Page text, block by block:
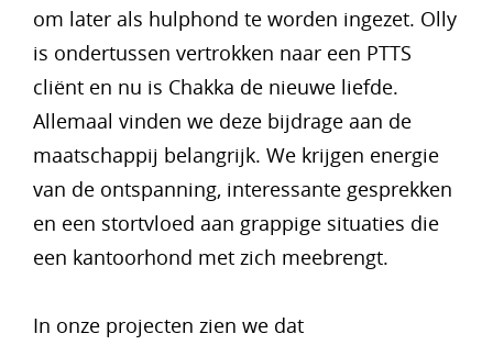
om later als hulphond te worden ingezet. Olly
is ondertussen vertrokken naar een PTTS
cliënt en nu is Chakka de nieuwe liefde.
Allemaal vinden we deze bijdrage aan de
maatschappij belangrijk. We krijgen energie
van de ontspanning, interessante gesprekken
en een stortvloed aan grappige situaties die
een kantoorhond met zich meebrengt.
In onze projecten zien we dat